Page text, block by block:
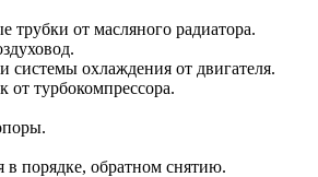
трубки от масляного радиатора.
системы охлаждения от двигателя.
от турбокомпрессора.
в порядке, обратном снятию.